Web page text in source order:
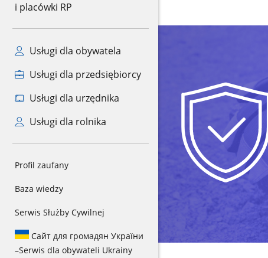
i placówki RP
Usługi dla obywatela
Usługi dla przedsiębiorcy
Usługi dla urzędnika
Usługi dla rolnika
Profil zaufany
Baza wiedzy
Serwis Służby Cywilnej
Сайт для громадян України
–Serwis dla obywateli Ukrainy